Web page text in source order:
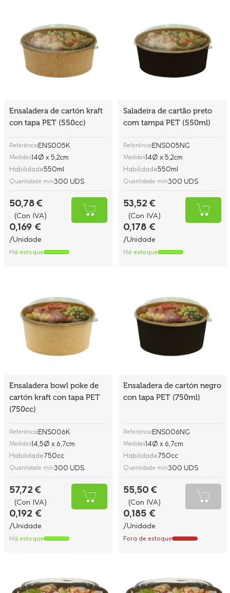
Ensaladera de cartón kraft
con tapa PET (550cc)
ReferênciaENS005K
Medidas14Ø x 5,2cm
Habilidade550ml
Quantidade mín300 UDS
50,78 €
(Con IVA)
0,169 €
/Unidade
Há estoque
Saladeira de cartão preto
com tampa PET (550ml)
ReferênciaENS005NG
Medidas14Ø x 5,2cm
Habilidade550ml
Quantidade mín300 UDS
53,52 €
(Con IVA)
0,178 €
/Unidade
Há estoque
Ensaladera bowl poke de
cartón kraft con tapa PET
(750cc)
ReferênciaENS006K
Medidas14,5Ø x 6,7cm
Habilidade750cc
Quantidade mín300 UDS
57,72 €
(Con IVA)
0,192 €
/Unidade
Há estoque
Ensaladera de cartón negro
con tapa PET (750ml)
ReferênciaENS006NG
Medidas14Ø x 6,7cm
Habilidade750cc
Quantidade mín300 UDS
55,50 €
(Con IVA)
0,185 €
/Unidade
Fora de estoque